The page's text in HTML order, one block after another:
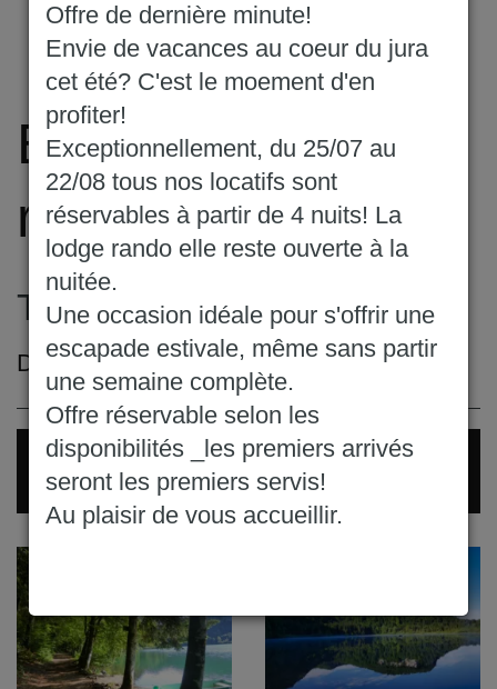
Balades et
randonnées
Tour du lac de Bonlieu
Description de la randonnée à venir
Plus d'informations sur le site
Cirkwi
Offre de dernière minute!
Envie de vacances au coeur du jura
cet été? C'est le moement d'en
profiter!
Exceptionnellement, du 25/07 au
22/08 tous nos locatifs sont
réservables à partir de 4 nuits! La
lodge rando elle reste ouverte à la
nuitée.
Une occasion idéale pour s'offrir une
escapade estivale, même sans partir
une semaine complète.
Offre réservable selon les
disponibilités _les premiers arrivés
seront les premiers servis!
Au plaisir de vous accueillir.